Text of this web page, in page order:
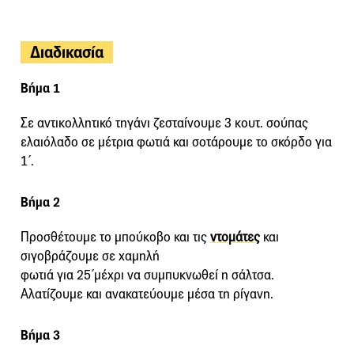
Διαδικασία
Βήμα 1
Σε αντικολλητικό τηγάνι ζεσταίνουμε 3 κουτ. σούπας
ελαιόλαδο σε µέτρια φωτιά και σοτάρουµε το σκόρδο για
1΄.
Βήμα 2
Προσθέτουµε το µπούκοβο και τιςντοµάτες και
σιγοβράζουµε σε χαµηλή
φωτιά για 25΄µέχρι να συµπυκνωθεί η σάλτσα.
Αλατίζουµε και ανακατεύουµε µέσα τη ρίγανη.
Βήμα 3